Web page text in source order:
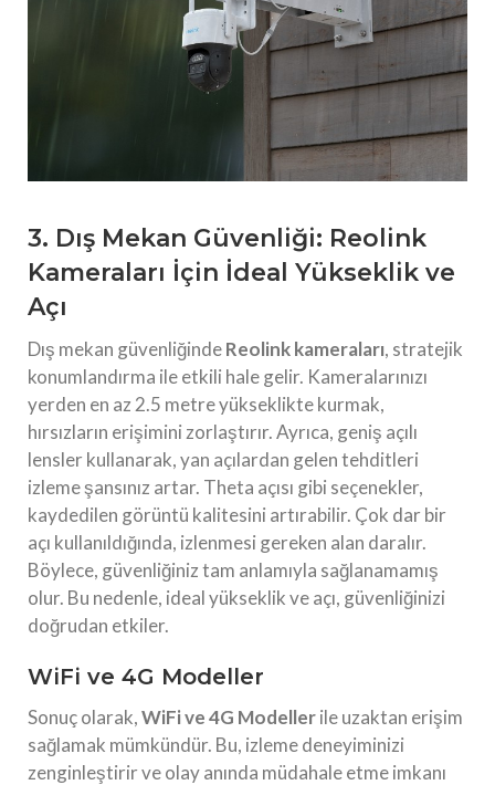
3. Dış Mekan Güvenliği: Reolink
Kameraları İçin İdeal Yükseklik ve
Açı
Dış mekan güvenliğindeReolink kameraları, stratejik
konumlandırma ile etkili hale gelir. Kameralarınızı
yerden en az 2.5 metre yükseklikte kurmak,
hırsızların erişimini zorlaştırır. Ayrıca, geniş açılı
lensler kullanarak, yan açılardan gelen tehditleri
izleme şansınız artar. Theta açısı gibi seçenekler,
kaydedilen görüntü kalitesini artırabilir. Çok dar bir
açı kullanıldığında, izlenmesi gereken alan daralır.
Böylece, güvenliğiniz tam anlamıyla sağlanamamış
olur. Bu nedenle, ideal yükseklik ve açı, güvenliğinizi
doğrudan etkiler.
WiFi ve 4G Modeller
Sonuç olarak,WiFi ve 4G Modellerile uzaktan erişim
sağlamak mümkündür. Bu, izleme deneyiminizi
zenginleştirir ve olay anında müdahale etme imkanı